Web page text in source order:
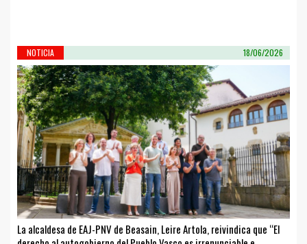
NOTICIA 18/06/2026
La alcaldesa de EAJ-PNV de Beasain, Leire Artola, reivindica que “El